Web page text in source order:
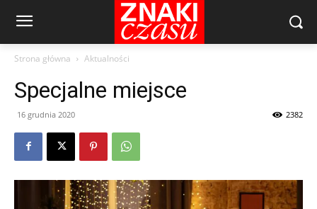
Strona główna Aktualności
Specjalne miejsce
16 grudnia 2020 2382